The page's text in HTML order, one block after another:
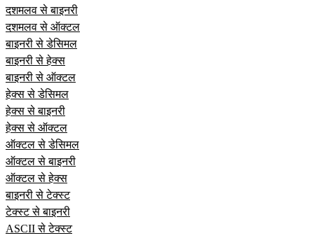
दशमलव से बाइनरी
दशमलव से ऑक्टल
बाइनरी से डेसिमल
बाइनरी से हेक्स
बाइनरी से ऑक्टल
हेक्स से डेसिमल
हेक्स से बाइनरी
हेक्स से ऑक्टल
ऑक्टल से डेसिमल
ऑक्टल से बाइनरी
ऑक्टल से हेक्स
बाइनरी से टेक्स्ट
टेक्स्ट से बाइनरी
ASCII से टेक्स्ट